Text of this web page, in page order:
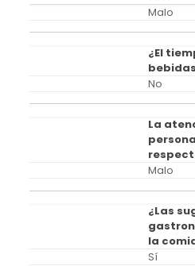
Malo
¿El
No
La
Malo
¿Las
la
Sí